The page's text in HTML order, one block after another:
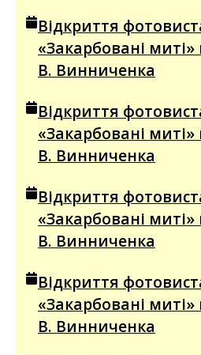
Відкриття
«Закарбовані миті»
В. Винниченка
Відкриття
«Закарбовані миті»
В. Винниченка
Відкриття
«Закарбовані миті»
В. Винниченка
Відкриття
«Закарбовані миті»
В. Винниченка